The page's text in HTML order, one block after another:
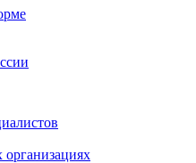
организациях